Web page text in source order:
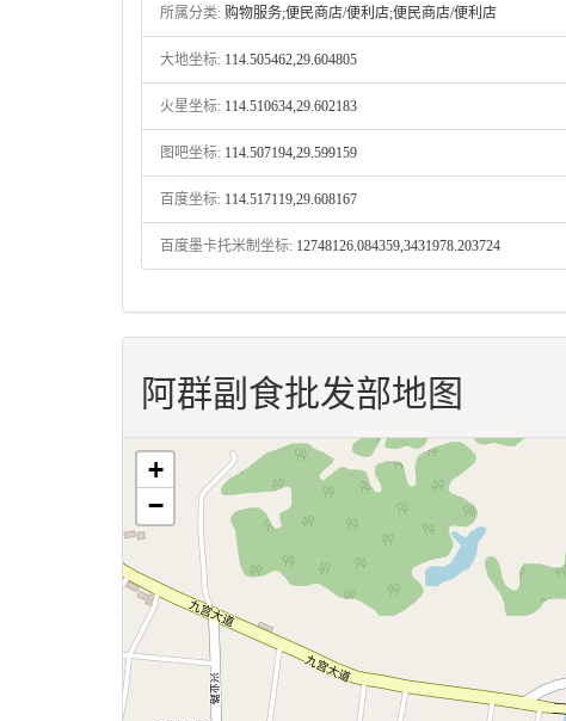
所属分类: 购物服务;便民商店/便利店;便民商店/便利店
大地坐标: 114.505462,29.604805
火星坐标: 114.510634,29.602183
图吧坐标: 114.507194,29.599159
百度坐标: 114.517119,29.608167
百度墨卡托米制坐标: 12748126.084359,3431978.203724
阿群副食批发部地图
+
−